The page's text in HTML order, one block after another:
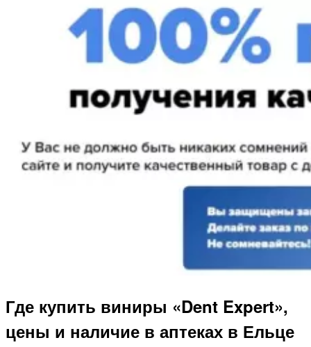
Где купить виниры «Dent Expert»,
цены и наличие в аптеках в Ельце